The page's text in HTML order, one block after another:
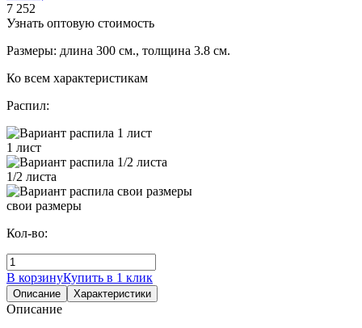
7 252
Узнать оптовую стоимость
Размеры: длина 300 см., толщина 3.8 см.
Ко всем характеристикам
Распил:
1 лист
1/2 листа
свои размеры
Кол-во:
В корзинуКупить в 1 клик
Описание Характеристики
Описание